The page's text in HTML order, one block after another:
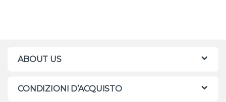
ABOUT US
CONDIZIONI D’ACQUISTO